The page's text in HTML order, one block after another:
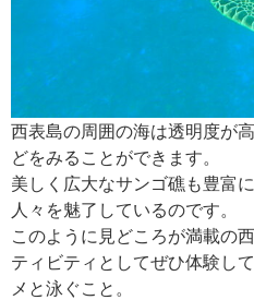
西表島の周囲の海は透明度が
どをみることができます。
美しく広大なサンゴ礁も豊富
人々を魅了しているのです。
このように見どころが満載の
ティビティとしてぜひ体験し
メと泳ぐこと。